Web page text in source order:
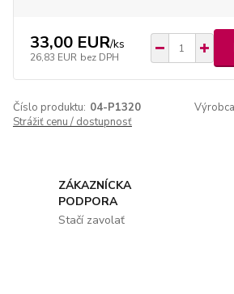
33,00 EUR/ks
26,83 EUR bez DPH
Číslo produktu: 04-P1320
Strážiť cenu / dostupnosť
ZÁKAZNÍCKA
PODPORA
Stačí zavolať